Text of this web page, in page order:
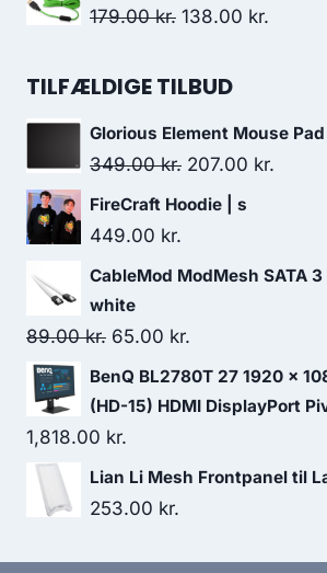
was:
179.00kr. Original
was:
138.00 kr.
TILFÆLDIGE TILBUD
Glorious Element Mouse
349.00kr. Original
price
207.00 kr.
FireCraft Hoodie | s
449.00 kr.
CableMod ModMesh SATA
white
89.00kr. Original
price
was:
89.00 kr..
65.00 kr.
price
is:
BenQ BL2780T 27 1920 x
(HD-15) HDMI DisplayPort
1,818.00 kr.
Lian Li Mesh Frontpanel til
253.00 kr.